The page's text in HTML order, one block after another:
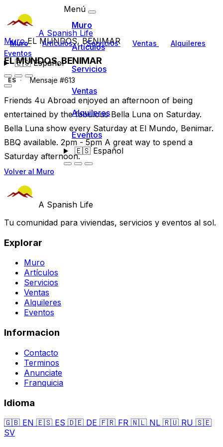
A Spanish Life
Muro Artículos Servicios Ventas
Alquileres
Eventos
🇪🇸Español
Menú
Muro
Artículos
Servicios
Ventas
Alquileres
Eventos
🇪🇸Español
MuroEL MUNDOS, BENIMAR
EL MUNDOS, BENIMAR
ES Mensaje #613
Friends 4u Abroad enjoyed an afternoon of being
entertained by the fabulous Bella Luna on Saturday.
Bella Luna show every Saturday at El Mundo, Benimar.
BBQ available. 2pm - 5pm A great way to spend a
Saturday afternoon.
Volver al Muro
A Spanish Life
Tu comunidad para viviendas, servicios y eventos al sol.
Explorar
Muro
Artículos
Servicios
Ventas
Alquileres
Eventos
Informacion
Contacto
Terminos
Anunciate
Franquicia
Idioma
🇬🇧 EN 🇪🇸 ES 🇩🇪 DE 🇫🇷 FR 🇳🇱 NL 🇷🇺 RU 🇸🇪
SV